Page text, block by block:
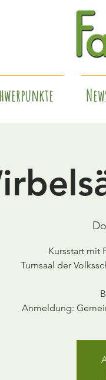
Kursstart mit
Turnsaal der